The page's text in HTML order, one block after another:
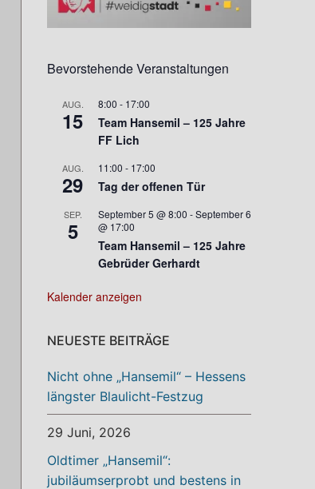
Bevorstehende Veranstaltungen
AUG.
15
8:00 - 17:00
Team Hansemil – 125 Jahre
FF Lich
AUG.
29
11:00 - 17:00
Tag der offenen Tür
SEP.
5
September 5 @ 8:00 -September 6
@ 17:00
Team Hansemil – 125 Jahre
Gebrüder Gerhardt
Kalender anzeigen
NEUESTE BEITRÄGE
Nicht ohne „Hansemil“ – Hessens
längster Blaulicht-Festzug
29 Juni, 2026
Oldtimer „Hansemil“:
jubiläumserprobt und bestens in